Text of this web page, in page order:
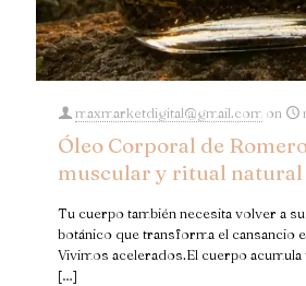
maxmarketdigital@gmail.com on
Óleo Corporal de
muscular y ritual natural
Tu cuerpo también necesita volver a
botánico que transforma el cansancio
Vivimos acelerados.El cuerpo acumula
[…]